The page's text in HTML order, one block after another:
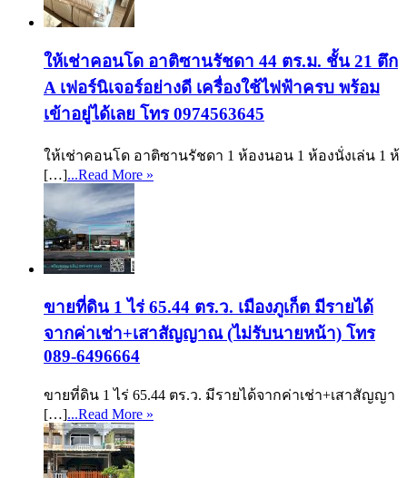
ให้เช่าคอนโด อาติซานรัชดา 44 ตร.ม. ชั้น 21 ตึก
A เฟอร์นิเจอร์อย่างดี เครื่องใช้ไฟฟ้าครบ พร้อม
เข้าอยู่ได้เลย โทร 0974563645
ให้เช่าคอนโด อาติซานรัชดา 1 ห้องนอน 1 ห้องนั่งเล่น 1 ห้
[…]...Read More »
ขายที่ดิน 1 ไร่ 65.44 ตร.ว. เมืองภูเก็ต มีรายได้
จากค่าเช่า+เสาสัญญาณ (ไม่รับนายหน้า) โทร
089-6496664
ขายที่ดิน 1 ไร่ 65.44 ตร.ว. มีรายได้จากค่าเช่า+เสาสัญญา
[…]...Read More »